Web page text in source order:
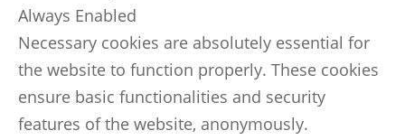
Always Enabled
Necessary cookies are absolutely essential for
the website to function properly. These cookies
ensure basic functionalities and security
features of the website, anonymously.